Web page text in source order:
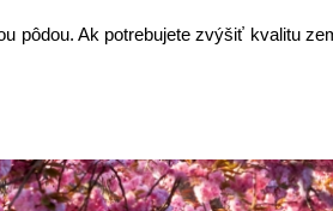
pôdou. Ak potrebujete zvýšiť kvalitu